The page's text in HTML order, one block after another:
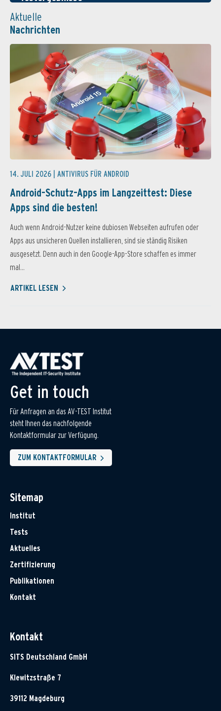
Aktuelle
Nachrichten
14. JULI 2026 | ANTIVIRUS FÜR ANDROID
Android-Schutz-Apps im Langzeittest: Diese
Apps sind die besten!
Auch wenn Android-Nutzer keine dubiosen Webseiten aufrufen oder
Apps aus unsicheren Quellen installieren, sind sie ständig Risiken
ausgesetzt. Denn auch in den Google-App-Store schaffen es immer
mal...
ARTIKEL LESEN
Get in touch
Für Anfragen an das AV-TEST Institut
steht Ihnen das nachfolgende
Kontaktformular zur Verfügung.
ZUM KONTAKTFORMULAR
Sitemap
Institut
Tests
Aktuelles
Zertifizierung
Publikationen
Kontakt
Kontakt
SITS Deutschland GmbH
Klewitzstraße 7
39112 Magdeburg